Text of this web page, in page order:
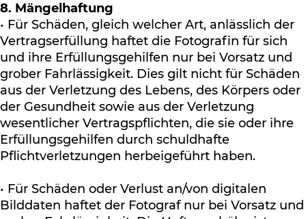
8. Mängelhaftung
• Für Schäden, gleich welcher Art, anlässlich der
Vertragserfüllung haftet die Fotografin für sich
und ihre Erfüllungsgehilfen nur bei Vorsatz und
grober Fahrlässigkeit. Dies gilt nicht für Schäden
aus der Verletzung des Lebens, des Körpers oder
der Gesundheit sowie aus der Verletzung
wesentlicher Vertragspflichten, die sie oder ihre
Erfüllungsgehilfen durch schuldhafte
Pflichtverletzungen herbeigeführt haben.
• Für Schäden oder Verlust an/von digitalen
Bilddaten haftet der Fotograf nur bei Vorsatz und